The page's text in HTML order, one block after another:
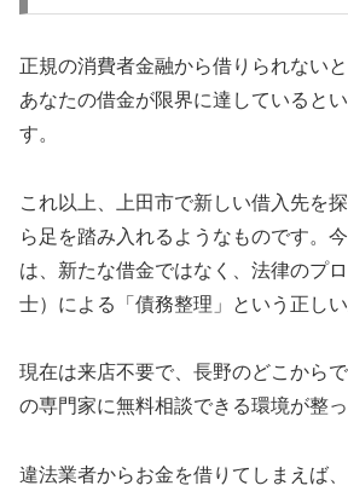
正規の消費者金融から借りられない
あなたの借金が限界に達していると
す。
これ以上、上田市で新しい借入先を
ら足を踏み入れるようなものです。
は、新たな借金ではなく、法律のプ
士）による「債務整理」という正しい
現在は来店不要で、長野のどこから
の専門家に無料相談できる環境が整っ
違法業者からお金を借りてしまえば、